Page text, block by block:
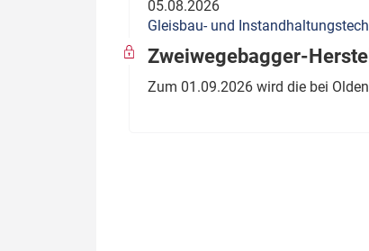
05.08.2026
Gleisbau- und
Zweiwegebagger-
Zum 01.09.2026 wird die bei